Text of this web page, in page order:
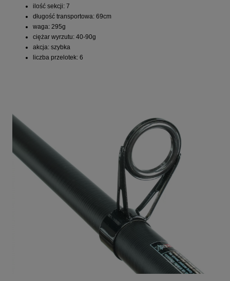
ilość sekcji: 7
długość transportowa: 69cm
waga: 295g
ciężar wyrzutu: 40-90g
akcja: szybka
liczba przelotek: 6